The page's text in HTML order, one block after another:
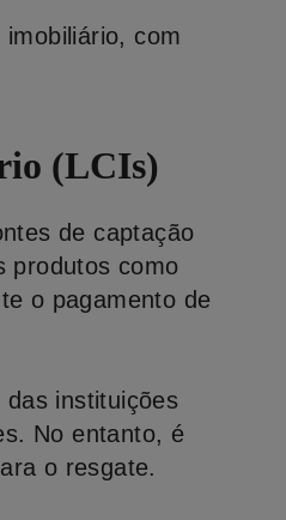
com
(LCIs)
de captação
produtos como
o pagamento de
instituições
No entanto, é
o resgate.